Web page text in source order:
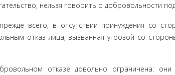
нельзя говорить о добровольности
всего, в отсутствии принуждения со
отказ лица, вызванная угрозой со
отка­зе довольно ограничена: